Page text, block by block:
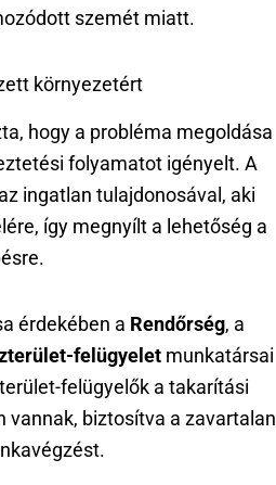
szemét miatt.
környezetért
hogy a probléma megoldása
folyamatot igényelt. A
ingatlan tulajdonosával, aki
így megnyílt a lehetőség a
érdekében a Rendőrség, a
felügyelet munkatársai
felügyelők a takarítási
biztosítva a zavartalan